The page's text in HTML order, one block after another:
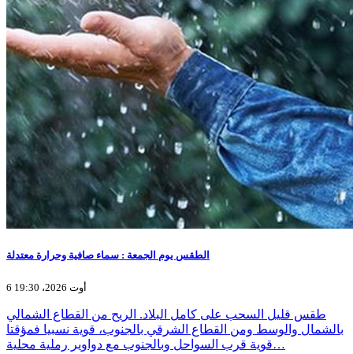
الطقس يوم الجمعة : سماء صافية وحرارة معتدلة
6 أوت 2026، 19:30
طقس قليل السحب على كامل البلاد. الريح من القطاع الشمالي
بالشمال والوسط ومن القطاع الشرقي بالجنوب، قوية نسبيا فمؤقتا
قوية قرب السواحل وبالجنوب مع دواوير رملية محلية…